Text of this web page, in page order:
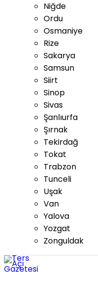
Niğde
Ordu
Osmaniye
Rize
Sakarya
Samsun
Siirt
Sinop
Sivas
Şanlıurfa
Şırnak
Tekirdağ
Tokat
Trabzon
Tunceli
Uşak
Van
Yalova
Yozgat
Zonguldak